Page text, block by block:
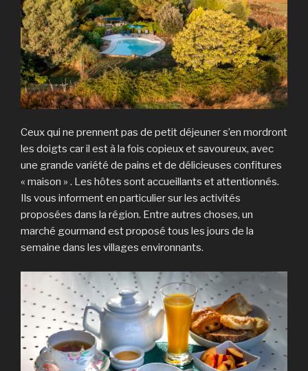
Ceux qui ne prennent pas de petit déjeuner s’en mordront
les doigts car il est à la fois copieux et savoureux, avec
une grande variété de pains et de délicieuses confitures
« maison » . Les hôtes sont accueillants et attentionnés.
Ils vous informent en particulier sur les activités
proposées dans la région. Entre autres choses, un
marché gourmand est proposé tous les jours de la
semaine dans les villages environnants.